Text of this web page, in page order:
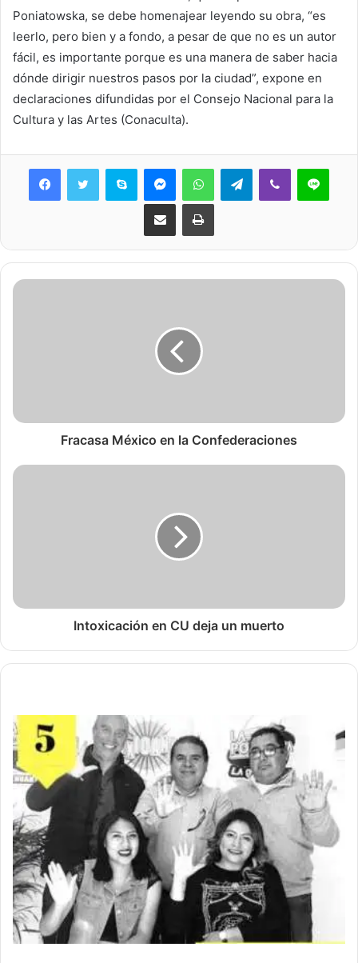
Poniatowska, se debe homenajear leyendo su obra, “es
leerlo, pero bien y a fondo, a pesar de que no es un autor
fácil, es importante porque es una manera de saber hacia
dónde dirigir nuestros pasos por la ciudad”, expone en
declaraciones difundidas por el Consejo Nacional para la
Cultura y las Artes (Conaculta).
Skype MessengerWhatsAppTelegramViber Line
Share via Email Print
Fracasa México en la Confederaciones
Intoxicación en CU deja un muerto